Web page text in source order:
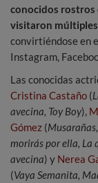
conocidos rostros
visitaron múltiples
convirtiéndose en
Instagram,
Las conocidas
Cristina Castaño (
avecina, Toy Boy),
Gómez (
morirás por ella, La
avecina) y Nerea
(Vaya Semanita,